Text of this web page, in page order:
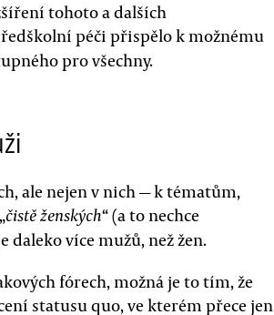
tohoto a dalších
péči přispělo k možnému
pro všechny.
ale nejen v nich — k tématům,
čistě ženských“ (a to nechce
daleko více mužů, než žen.
fórech, možná je to tím, že
statusu quo, ve kterém přece jen